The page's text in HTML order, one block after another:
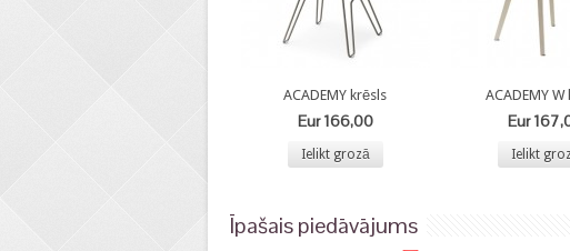
ACADEMY krēsls
Eur 166,00
Ielikt grozā
ACADEMY W
Eur
Ielikt
Īpašais piedāvājums